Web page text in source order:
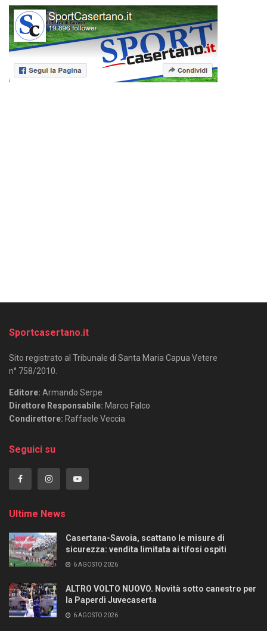
Sportcasertano.it
Sito registrato al Tribunale di Santa Maria Capua Vetere
n° 758/2010.
Editore: Armando Serpe
Direttore Responsabile: Marco Falco
Condirettore: Raffaele Veccia
Seguici su
Ultime News
Casertana-Savoia, scattano le misure di
sicurezza: vendita limitata ai tifosi ospiti
6 AGOSTO 2026
ALTRO VOLTO NUOVO. Novità sotto canestro per
la Paperdì Juvecaserta
6 AGOSTO 2026